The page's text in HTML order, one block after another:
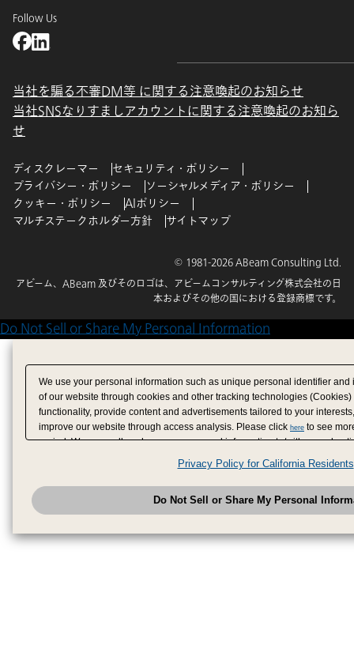
Follow Us
当社を騙る不審DM等 に関する注意喚起のお知らせ
当社SNSなりすましアカウントに関する注意喚起のお知ら
せ
ディスクレーマー
セキュリティ・ポリシー
プライバシー・ポリシー
ソーシャルメディア・ポリシー
クッキー・ポリシー
AIポリシー
マルチステークホルダー方針
サイトマップ
© 1981-2026 ABeam Consulting Ltd.
アビーム、ABeam 及びそのロゴは、アビームコンサルティング株式会社の日
本およびその他の国における登録商標です。
Do Not Sell or Share My Personal Information
We use your personal information such as unique personal identifier
of our website through cookies and other tracking technologies
functionality, provide content and advertisements tailored to your
improve our website through access analysis. Please click here to see
period. We may sell or share your personal information to/with our
analytics service partners. These partners may combine the data shared
have provided to them or that they have collected from your use of their
analyze and optimize advertisements delivered to you by businesses
have the right to opt out of sale or share of your personal information by
to exercise your right. If we have detected an opt-out
honored.Change your sell or share preference
Privacy Policy for California Residents
Do Not Sell or Share My Personal